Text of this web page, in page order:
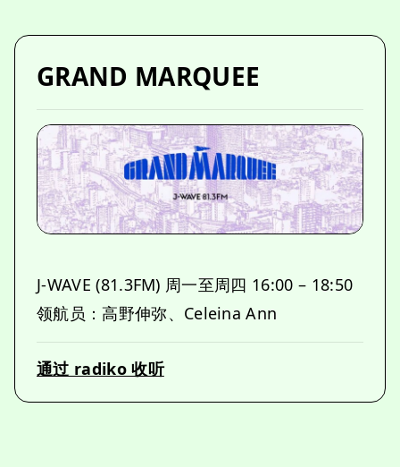
GRAND MARQUEE
J-WAVE (81.3FM) 周一至周四 16:00 – 18:50
领航员：高野伸弥、Celeina Ann
通过 radiko 收听